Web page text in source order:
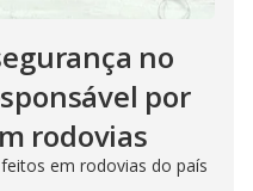
no
por
rodovias
em rodovias do país